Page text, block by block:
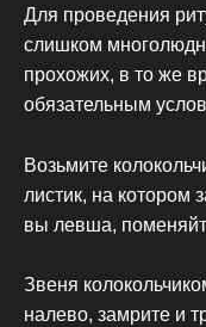
Для проведения
слишком
прохожих, в то же
обязательным
Возьмите
листик, на котором
вы левша,
Звеня
налево, замрите и